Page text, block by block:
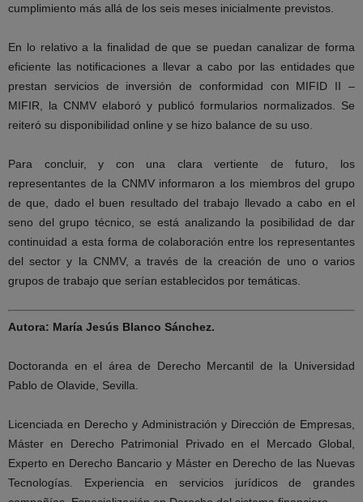
cumplimiento más allá de los seis meses inicialmente previstos.
En lo relativo a la finalidad de que se puedan canalizar de forma
eficiente las notificaciones a llevar a cabo por las entidades que
prestan servicios de inversión de conformidad con MIFID II –
MIFIR, la CNMV elaboró y publicó formularios normalizados. Se
reiteró su disponibilidad online y se hizo balance de su uso.
Para concluir, y con una clara vertiente de futuro, los
representantes de la CNMV informaron a los miembros del grupo
de que, dado el buen resultado del trabajo llevado a cabo en el
seno del grupo técnico, se está analizando la posibilidad de dar
continuidad a esta forma de colaboración entre los representantes
del sector y la CNMV, a través de la creación de uno o varios
grupos de trabajo que serían establecidos por temáticas.
Autora: María Jesús Blanco Sánchez.
Doctoranda en el área de Derecho Mercantil de la Universidad
Pablo de Olavide, Sevilla.
Licenciada en Derecho y Administración y Dirección de Empresas,
Máster en Derecho Patrimonial Privado en el Mercado Global,
Experto en Derecho Bancario y Máster en Derecho de las Nuevas
Tecnologías. Experiencia en servicios jurídicos de grandes